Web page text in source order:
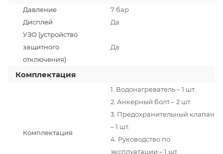
Давление
7 бар
Дисплей
Да
УЗО (устройство
защитного
отключения)
Да
Комплектация
Комплектация
1. Водонагреватель – 1 шт.
2. Анкерный болт – 2 шт.
3. Предохранительный клапан
– 1 шт.
4. Руководство по
эксплуатации – 1 шт.